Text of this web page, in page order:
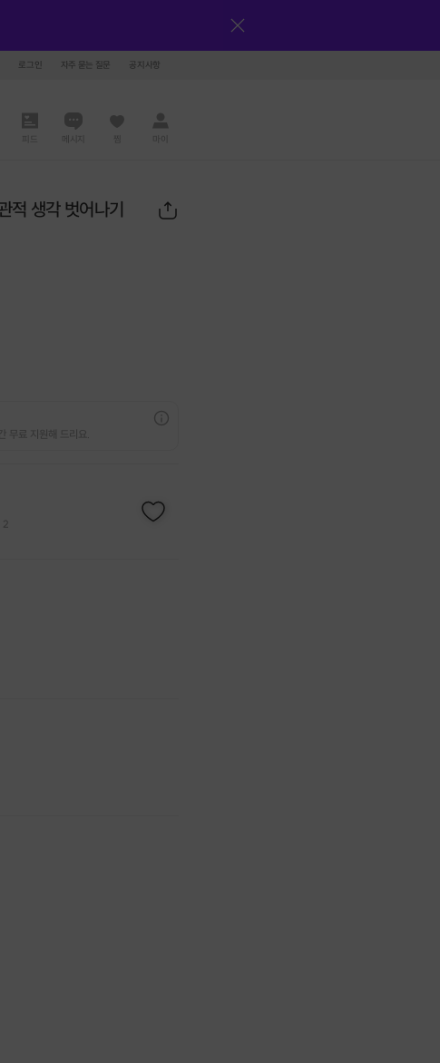
로그인 자주 묻는 질문 공지사항
메시지 찜 마이
적 생각 벗어나기
무료 지원해 드리요.
2